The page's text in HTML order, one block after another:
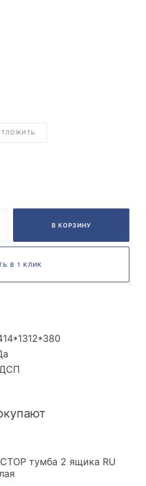
В КОРЗИНУ
В 1 КЛИК
тумба 2 ящика RU